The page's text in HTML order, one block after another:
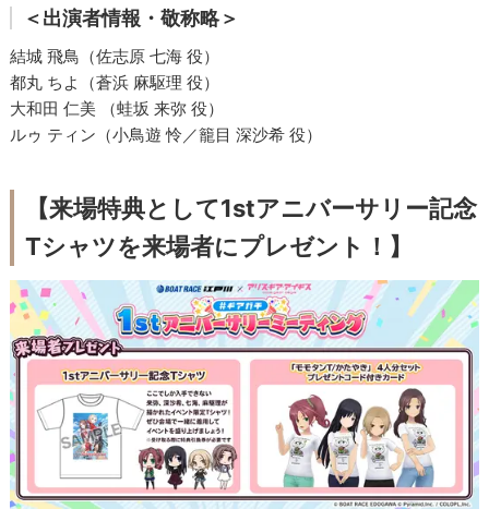
＜出演者情報・敬称略＞
結城 飛鳥（佐志原 七海 役）
都丸 ちよ（蒼浜 麻駆理 役）
大和田 仁美 （蛙坂 来弥 役）
ルゥ ティン（小鳥遊 怜／籠目 深沙希 役）
【来場特典として1stアニバーサリー記念
Tシャツを来場者にプレゼント！】